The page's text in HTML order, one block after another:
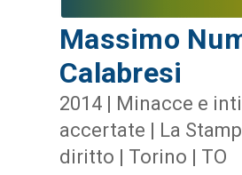
Massimo
Calabresi
2014 | Minacce e
accertate | La
diritto | Torino | TO